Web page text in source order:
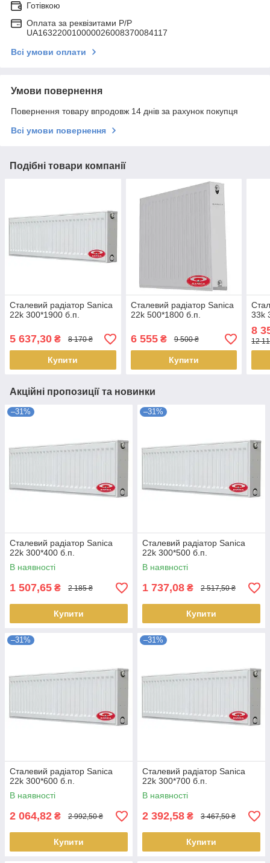
Готівкою
Оплата за реквізитами P/Р
UA163220010000026008370084117
Всі умови оплати
Умови повернення
Повернення товару впродовж 14 днів за рахунок покупця
Всі умови повернення
Подібні товари компанії
Сталевий радіатор Sanica
22k 300*1900 б.п.
5 637,30 ₴ 8 170 ₴
Купити
Сталевий радіатор Sanica
22k 500*1800 б.п.
6 555₴ 9 500 ₴
Купити
33k
8
12
Акційні пропозиції та новинки
–31%
Сталевий радіатор Sanica
22k 300*400 б.п.
В наявності
1 507,65 ₴ 2 185 ₴
Купити
–31%
Сталевий радіатор Sanica
22k 300*500 б.п.
В наявності
1 737,08 ₴ 2 517,50 ₴
Купити
–31%
Сталевий радіатор Sanica
22k 300*600 б.п.
В наявності
2 064,82 ₴ 2 992,50 ₴
Купити
–31%
Сталевий радіатор Sanica
22k 300*700 б.п.
В наявності
2 392,58 ₴ 3 467,50 ₴
Купити